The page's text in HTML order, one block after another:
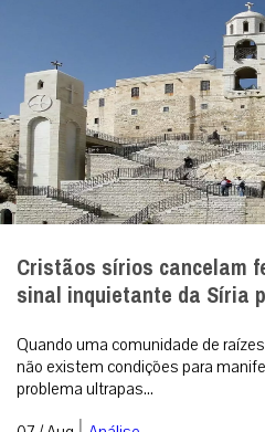
Cristãos sírios cancelam
sinal inquietante da Síria
Quando uma comunidade de
não existem condições para
problema ultrapas...